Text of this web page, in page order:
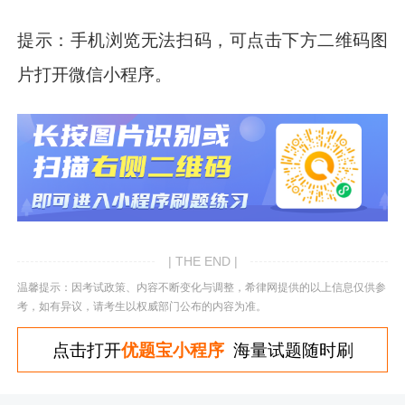
提示：手机浏览无法扫码，可点击下方二维码图
片打开微信小程序。
| THE END |
温馨提示：因考试政策、内容不断变化与调整，希律网提供的以上信息仅供参
考，如有异议，请考生以权威部门公布的内容为准。
点击打开优题宝小程序海量试题随时刷